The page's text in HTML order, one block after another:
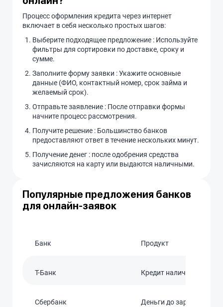
Процесс оформления кредита через интернет
включает в себя несколько простых шагов:
Выберите подходящее предложение : Используйте
фильтры для сортировки по доставке, сроку и
сумме.
Заполните форму заявки : Укажите основные
данные (ФИО, контактный номер, срок займа и
желаемый срок).
Отправьте заявление : После отправки формы
начните процесс рассмотрения.
Получите решение : Большинство банков
предоставляют ответ в течение нескольких минут.
Получение денег : после одобрения средства
зачисляются на карту или выдаются наличными.
Популярные предложения банков
для онлайн-заявок
Банк Продукт
T-Банк Кредит наличными
Сбербанк Деньги до зарплаты